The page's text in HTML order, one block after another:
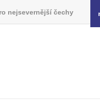
nejsevernější čechy